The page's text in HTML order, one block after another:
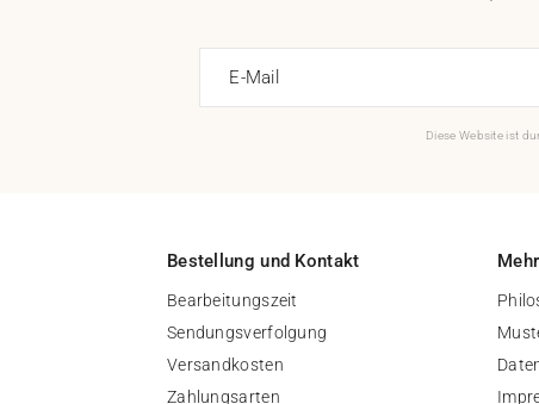
E-Mail
Diese Website ist
Bestellung und Kontakt
Bearbeitungszeit
Sendungsverfolgung
Versandkosten
Zahlungsarten